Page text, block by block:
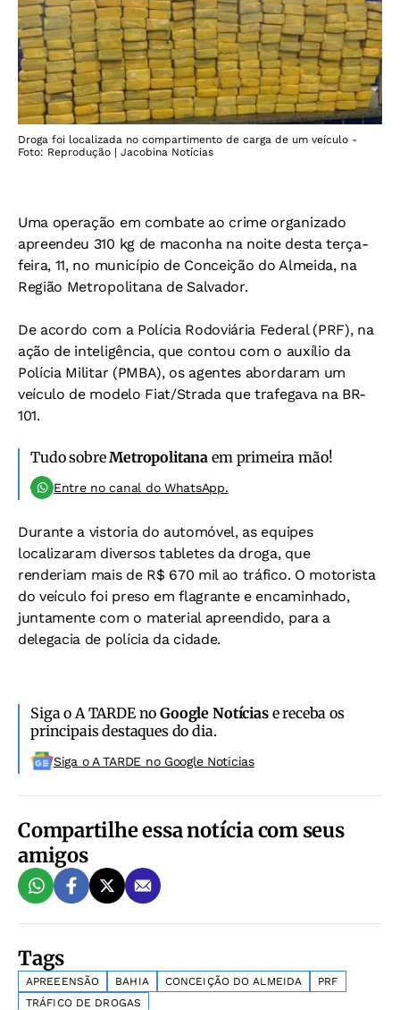
Droga foi localizada no compartimento de carga de um veículo -
Foto: Reprodução | Jacobina Notícias
Uma operação em combate ao crime organizado
apreendeu 310 kg de maconha na noite desta terça-
feira, 11, no município de Conceição do Almeida, na
Região Metropolitana de Salvador.
De acordo com a Polícia Rodoviária Federal (PRF), na
ação de inteligência, que contou com o auxílio da
Polícia Militar (PMBA), os agentes abordaram um
veículo de modelo Fiat/Strada que trafegava na BR-
101.
Tudo sobreMetropolitana em primeira mão!
Entre no canal do WhatsApp.
Durante a vistoria do automóvel, as equipes
localizaram diversos tabletes da droga, que
renderiam mais de R$ 670 mil ao tráfico. O motorista
do veículo foi preso em flagrante e encaminhado,
juntamente com o material apreendido, para a
delegacia de polícia da cidade.
Siga o A TARDE noGoogle Notíciase receba os
principais destaques do dia.
Siga o A TARDE no Google Noticias
Compartilhe essa notícia com seus
amigos
Tags
APREEENSÃO BAHIA CONCEIÇÃO DO ALMEIDA
PRF
TRÁFICO DE DROGAS